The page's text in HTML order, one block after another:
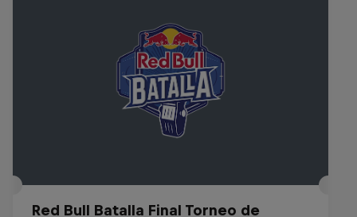
Red Bull Batalla Final Torneo de